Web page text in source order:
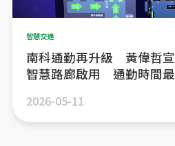
南科通勤再升級 黃偉哲
智慧路廊啟用 通勤時間
智慧交通
2026-05-11